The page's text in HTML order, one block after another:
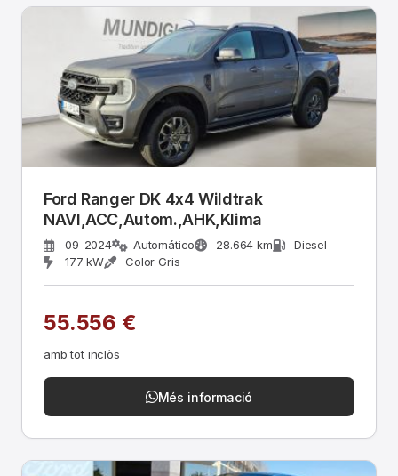
Ford Ranger DK 4x4 Wildtrak
NAVI,ACC,Autom.,AHK,Klima
09-2024 Automático 28.664 km
Diesel
177 kW
Color Gris
55.556 €
amb tot inclòs
Més informació